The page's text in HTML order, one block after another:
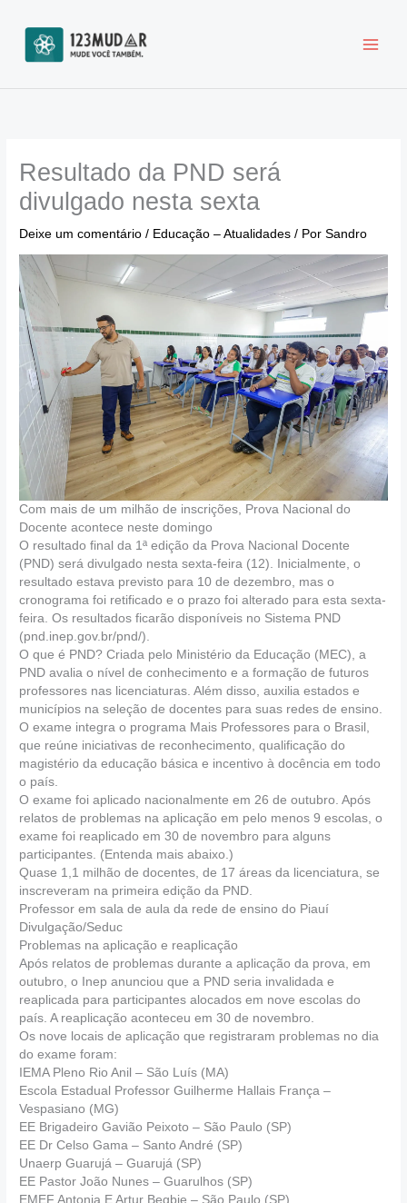
para
conteúdo
Resultado da PND será
divulgado nesta sexta
Deixe um comentário / Educação – Atualidades / PorSandro
Com mais de um milhão de inscrições, Prova Nacional do
Docente acontece neste domingo
O resultado final da 1ª edição da Prova Nacional Docente
(PND) será divulgado nesta sexta-feira (12). Inicialmente, o
resultado estava previsto para 10 de dezembro, mas o
cronograma foi retificado e o prazo foi alterado para esta sexta-
feira. Os resultados ficarão disponíveis no Sistema PND
(pnd.inep.gov.br/pnd/).
O que é PND? Criada pelo Ministério da Educação (MEC), a
PND avalia o nível de conhecimento e a formação de futuros
professores nas licenciaturas. Além disso, auxilia estados e
municípios na seleção de docentes para suas redes de ensino.
O exame integra o programa Mais Professores para o Brasil,
que reúne iniciativas de reconhecimento, qualificação do
magistério da educação básica e incentivo à docência em todo
o país.
O exame foi aplicado nacionalmente em 26 de outubro. Após
relatos de problemas na aplicação em pelo menos 9 escolas, o
exame foi reaplicado em 30 de novembro para alguns
participantes. (Entenda mais abaixo.)
Quase 1,1 milhão de docentes, de 17 áreas da licenciatura, se
inscreveram na primeira edição da PND.
Professor em sala de aula da rede de ensino do Piauí
Divulgação/Seduc
Problemas na aplicação e reaplicação
Após relatos de problemas durante a aplicação da prova, em
outubro, o Inep anunciou que a PND seria invalidada e
reaplicada para participantes alocados em nove escolas do
país. A reaplicação aconteceu em 30 de novembro.
Os nove locais de aplicação que registraram problemas no dia
do exame foram:
IEMA Pleno Rio Anil – São Luís (MA)
Escola Estadual Professor Guilherme Hallais França –
Vespasiano (MG)
EE Brigadeiro Gavião Peixoto – São Paulo (SP)
EE Dr Celso Gama – Santo André (SP)
Unaerp Guarujá – Guarujá (SP)
EE Pastor João Nunes – Guarulhos (SP)
EMEF Antonia E Artur Begbie – São Paulo (SP)